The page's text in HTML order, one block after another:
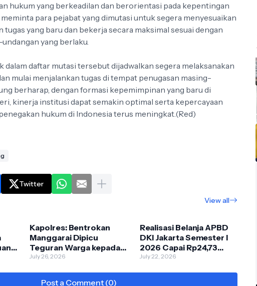
hukum yang berkeadilan dan berorientasi pada kepentingan
para pejabat yang dimutasi untuk segera menyesuaikan
yang baru dan bekerja secara maksimal sesuai dengan
yang berlaku.
dalam daftar mutasi tersebut dijadwalkan segera melaksanakan
mulai menjalankan tugas di tempat penugasan masing-
berharap, dengan formasi kepemimpinan yang baru di
kinerja institusi dapat semakin optimal serta kepercayaan
hukum di Indonesia terus meningkat.(Red)
Twitter
View all
Kapolres: Bentrokan
Manggarai Dipicu
Teguran Warga kepada
Pemuda yang Geber
July 26, 2026
Realisasi Belanja APBD
DKI Jakarta Semester I
2026 Capai Rp24,73
Triliun, Pemprov
July 22, 2026
Post a Comment (0)